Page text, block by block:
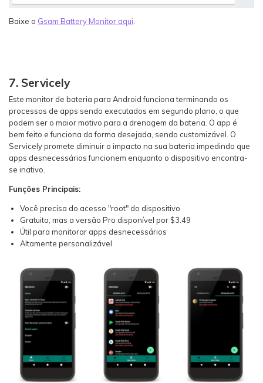
Baixe o Gsam Battery Monitor aqui.
7. Servicely
Este monitor de bateria para Android funciona terminando os
processos de apps sendo executados em segundo plano, o que
podem ser o maior motivo para a drenagem da bateria. O app é
bem feito e funciona da forma desejada, sendo customizável. O
Servicely promete diminuir o impacto na sua bateria impedindo que
apps desnecessários funcionem enquanto o dispositivo encontra-
se inativo.
Funções Principais:
Você precisa do acesso "root" do dispositivo
Gratuito, mas a versão Pro disponível por $3.49
Útil para monitorar apps desnecessários
Altamente personalizável